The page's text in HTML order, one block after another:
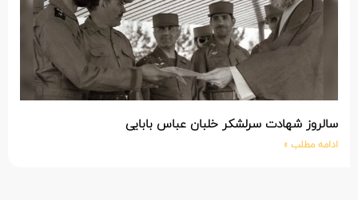
سالروز شهادت سرلشکر خلبان عباس بابایی
ادامه مطلب »